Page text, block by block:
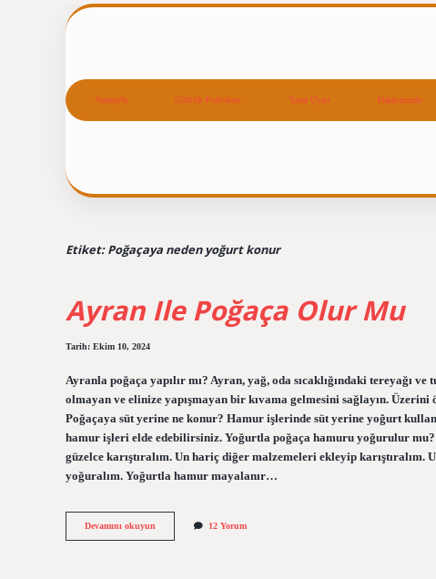
Anasayfa Gizlilik Politikası Yasal Uyarı Hakkımızda
Etiket:Poğaçaya neden yoğurt konur
Ayran Ile Poğaça Olur Mu
Tarih: Ekim 10, 2024
Ayranla poğaça yapılır mı? Ayran, yağ, oda sıcaklığındaki tereyağı
olmayan ve elinize yapışmayan bir kıvama gelmesini sağlayın.
Poğaçaya süt yerine ne konur? Hamur işlerinde süt yerine yoğurt
hamur işleri elde edebilirsiniz. Yoğurtla poğaça hamuru yoğurulur
güzelce karıştıralım. Un hariç diğer malzemeleri ekleyip
yoğuralım. Yoğurtla hamur mayalanır…
Devamını okuyun
Ile
12 Yorum